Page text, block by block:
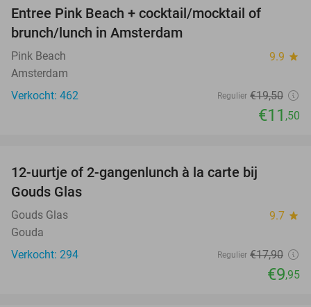
Entree Pink Beach + cocktail/mocktail of
brunch/lunch in Amsterdam
Pink Beach 9.9 star
Amsterdam
Verkocht: 462
Regulier €19,50
€11 ,50
12-uurtje of 2-gangenlunch à la carte bij
Gouds Glas
Gouds Glas 9.7 star
Gouda
Verkocht: 294
Regulier €17,90
€9,95